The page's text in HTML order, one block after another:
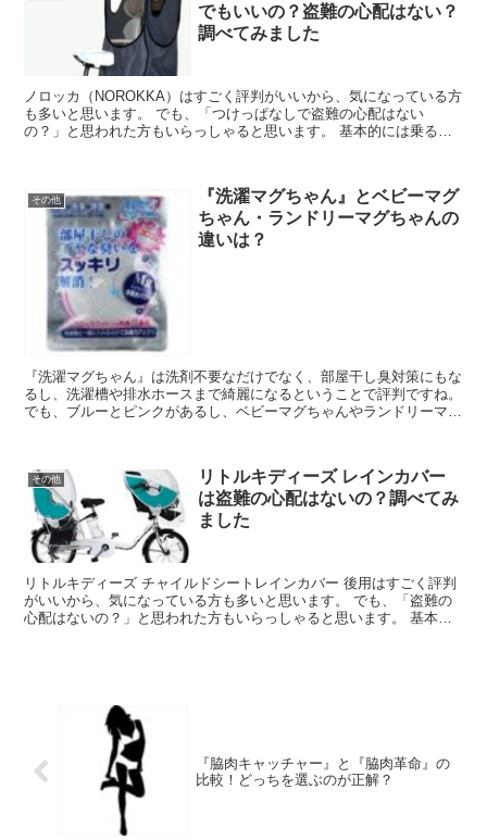
でもいいの？盗難の心配はない？
調べてみました
ノロッカ（NOROKKA）はすごく評判がいいから、気になっている方
も多いと思います。 でも、「つけっぱなしで盗難の心配はない
の？」と思われた方もいらっしゃると思います。 基本的には乗るた
その他
『洗濯マグちゃん』とベビーマグ
ちゃん・ランドリーマグちゃんの
違いは？
『洗濯マグちゃん』は洗剤不要なだけでなく、部屋干し臭対策にもな
るし、洗濯槽や排水ホースまで綺麗になるということで評判ですね。
でも、ブルーとピンクがあるし、ベビーマグちゃんやランドリーマグ
その他
リトルキディーズ レインカバー
は盗難の心配はないの？調べてみ
ました
リトルキディーズ チャイルドシートレインカバー 後用はすごく評判
がいいから、気になっている方も多いと思います。 でも、「盗難の
心配はないの？」と思われた方もいらっしゃると思います。 基本的
『脇肉キャッチャー』と『脇肉革命』の
比較！どっちを選ぶのが正解？